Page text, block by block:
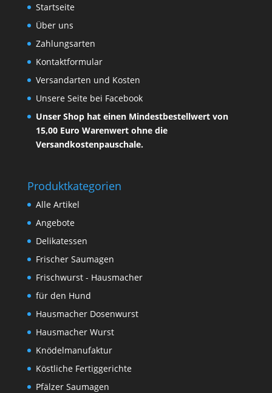
Startseite
Über uns
Zahlungsarten
Kontaktformular
Versandarten und Kosten
Unsere Seite bei Facebook
Unser Shop hat einen Mindestbestellwert von
15,00 Euro Warenwert ohne die
Versandkostenpauschale.
Produktkategorien
Alle Artikel
Angebote
Delikatessen
Frischer Saumagen
Frischwurst - Hausmacher
für den Hund
Hausmacher Dosenwurst
Hausmacher Wurst
Knödelmanufaktur
Köstliche Fertiggerichte
Pfälzer Saumagen